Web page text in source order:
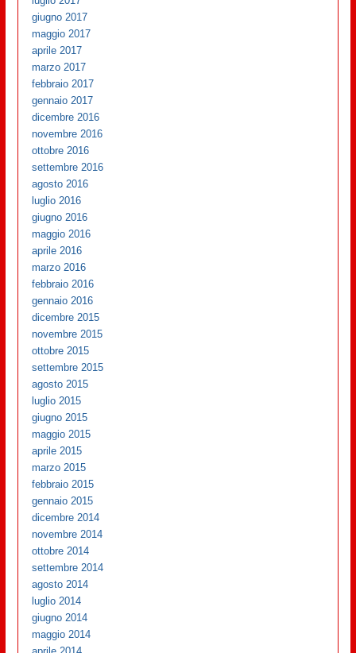
giugno 2017
maggio 2017
aprile 2017
marzo 2017
febbraio 2017
gennaio 2017
dicembre 2016
novembre 2016
ottobre 2016
settembre 2016
agosto 2016
luglio 2016
giugno 2016
maggio 2016
aprile 2016
marzo 2016
febbraio 2016
gennaio 2016
dicembre 2015
novembre 2015
ottobre 2015
settembre 2015
agosto 2015
luglio 2015
giugno 2015
maggio 2015
aprile 2015
marzo 2015
febbraio 2015
gennaio 2015
dicembre 2014
novembre 2014
ottobre 2014
settembre 2014
agosto 2014
luglio 2014
giugno 2014
maggio 2014